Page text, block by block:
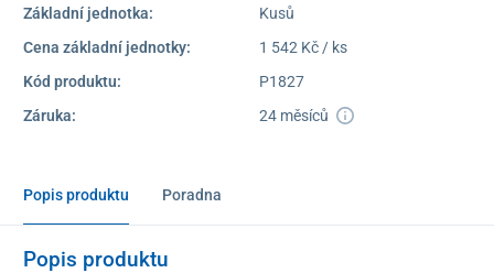
Základní jednotka:
Kusů
Cena základní jednotky:
1 542 Kč / ks
Kód produktu:
P1827
Záruka:
24 měsíců
Popis produktu Poradna
Popis produktu